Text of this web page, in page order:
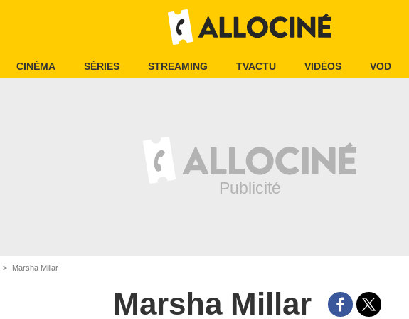
CINÉMA SÉRIES STREAMING TVACTU VIDÉOS VOD
Marsha Millar
Marsha Millar